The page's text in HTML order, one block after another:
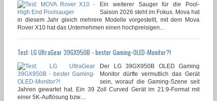
Ein weiterer Sauger für die Pool-
Saison 2026 steht im Fokus. Mova hat
in diesem Jahr gleich mehrere Modelle vorgestellt, mit dem Mova
Rover X10 hat das Unternehmen einen hochpreisigen...
Test: LG UltraGear 39GX950B - bester Gaming-OLED-Monitor?!
Der LG 39GX950B OLED Gaming
Monitor dürfte vermutlich das Gerät
sein, worauf die Gaming-Szene seit
Jahren gewartet hat. Ein 39 Zoll Curved Gerät im 21:9-Format mit
einer 5K-Auflösung bzw....